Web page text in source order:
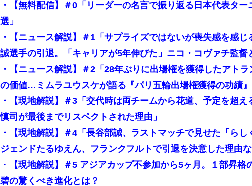
・
【無料配信】＃0「リーダーの名言で振り返る日本代表ター
選」
・
【ニュース解説】＃1「サプライズではないが喪失感を感じ
誠選手の引退。「キャリアが5年伸びた」ニコ・コヴァチ監督
・
【ニュース解説】＃2「28年ぶりに出場権を獲得したアト
の価値…ミムラユウスケが語る『パリ五輪出場権獲得の功績』
・
【現地解説】＃3「交代時は両チームから花道、予定を超
慎司が最後までリスペクトされた理由」
・
【現地解説】＃4「長谷部誠、ラストマッチで見せた「らし
ジェンドたるゆえん、フランクフルトで引退を決意した理由な
・
【現地解説】＃5 アジアカップ不参加から5ヶ月。１部昇格
碧の驚くべき進化とは？